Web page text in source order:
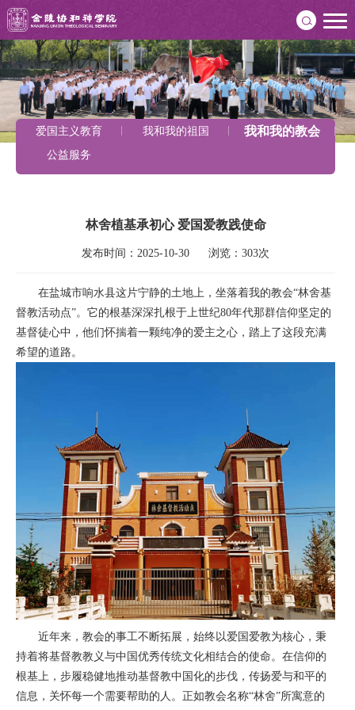
爱国主义教育 我和我的祖国 我和我的教会
公益服务
林舍植基承初心 爱国爱教践使命
发布时间：2025-10-30      浏览：303次
在盐城市响水县这片宁静的土地上，坐落着我的教会“林舍基
督教活动点”。它的根基深深扎根于上世纪80年代那群信仰坚定的
基督徒心中，他们怀揣着一颗纯净的爱主之心，踏上了这段充满
希望的道路。
近年来，教会的事工不断拓展，始终以爱国爱教为核心，秉
持着将基督教教义与中国优秀传统文化相结合的使命。在信仰的
根基上，步履稳健地推动基督教中国化的步伐，传扬爱与和平的
信息，关怀每一个需要帮助的人。正如教会名称“林舍”所寓意的